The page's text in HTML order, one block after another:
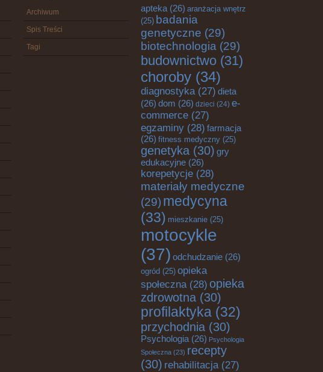
Archiwum
Spis Treści
Tagi
apteka (26) aranżacja wnętrz
(25) badania
genetyczne (29)
biotechnologia (29)
budownictwo (31)
choroby (34)
diagnostyka(27) dieta
(26) dom (26) dzieci (24) e-
commerce (27)
egzaminy (28) farmacja
(26) fitness medyczny (25)
genetyka (30) gry
edukacyjne (26)
korepetycje (28)
materiały medyczne
(29) medycyna
(33) mieszkanie (25)
motocykle
(37) odchudzanie (26)
ogród (25) opieka
społeczna(28) opieka
zdrowotna (30)
profilaktyka (32)
przychodnia (30)
Psychologia (26) Psychologia
Społeczna (23) recepty
(30) rehabilitacja(27)